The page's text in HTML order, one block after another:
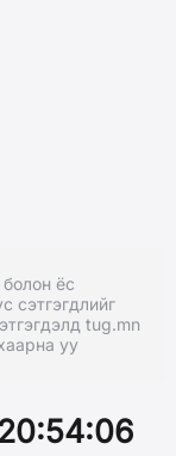
ёс
сэтгэгдлийг
tug.mn
уу